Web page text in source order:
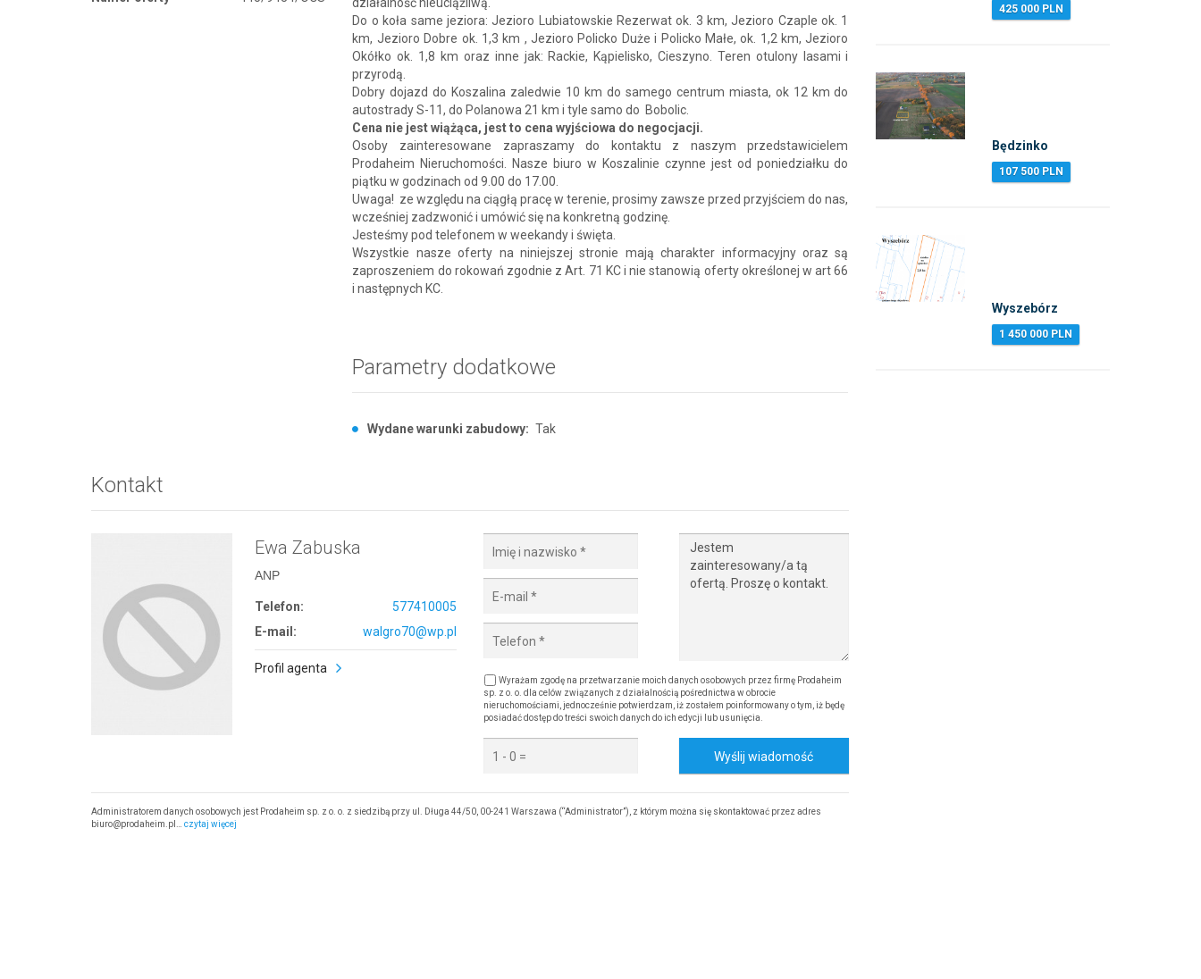
działalność nieuciążliwą.
Do o koła same jeziora: Jezioro Lubiatowskie Rezerwat ok. 3 km, Jezioro Czaple ok. 1
km, Jezioro Dobre ok. 1,3 km , Jezioro Policko Duże i Policko Małe, ok. 1,2 km, Jezioro
Okółko ok. 1,8 km oraz inne jak: Rackie, Kąpielisko, Cieszyno. Teren otulony lasami i
przyrodą.
Dobry dojazd do Koszalina zaledwie 10 km do samego centrum miasta, ok 12 km do
autostrady S-11, do Polanowa 21 km i tyle samo do Bobolic.
Cena nie jest wiążąca, jest to cena wyjściowa do negocjacji.
Osoby zainteresowane zapraszamy do kontaktu z naszym przedstawicielem
Prodaheim Nieruchomości. Nasze biuro w Koszalinie czynne jest od poniedziałku do
piątku w godzinach od 9.00 do 17.00.
Uwaga! ze względu na ciągłą pracę w terenie, prosimy zawsze przed przyjściem do nas,
wcześniej zadzwonić i umówić się na konkretną godzinę.
Jesteśmy pod telefonem w weekandy i święta.
Wszystkie nasze oferty na niniejszej stronie mają charakter informacyjny oraz są
zaproszeniem do rokowań zgodnie z Art. 71 KC i nie stanowią oferty określonej w art 66
i następnych KC.
Parametry dodatkowe
Wydane warunki zabudowy: Tak
Kontakt
Ewa Zabuska
ANP
Telefon:
577410005
E-mail:
walgro70@wp.pl
Profil agenta
Wyrażam zgodę na przetwarzanie moich danych osobowych przez firmę Prodaheim
sp. z o. o. dla celów związanych z działalnością pośrednictwa w obrocie
nieruchomościami, jednocześnie potwierdzam, iż zostałem poinformowany o tym, iż będę
posiadać dostęp do treści swoich danych do ich edycji lub usunięcia.
Wyślij wiadomość
Administratorem danych osobowych jest Prodaheim sp. z o. o. z siedzibą przy ul. Długa 44/50, 00-241 Warszawa (“Administrator”), z którym można się skontaktować przez adres
biuro@prodaheim.pl… czytaj więcej
425 000 PLN
Będzinko
107 500 PLN
Wyszebórz
1 450 000 PLN